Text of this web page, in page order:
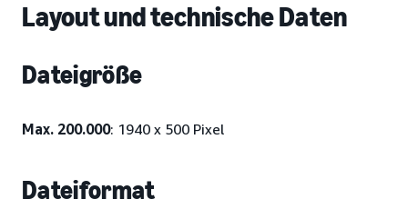
Layout und technische Daten
Dateigröße
Max. 200.000: 1940 x 500 Pixel
Dateiformat